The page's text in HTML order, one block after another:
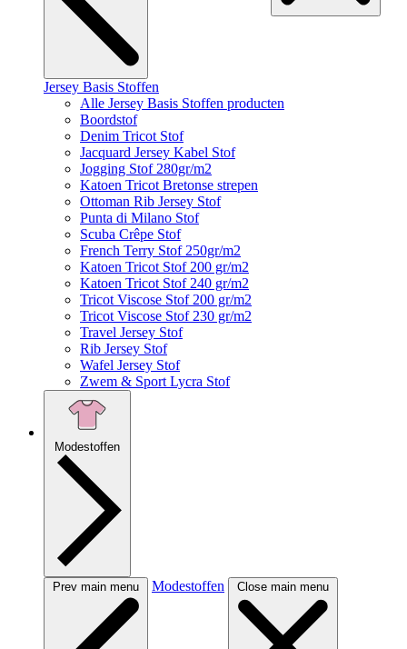
Jersey Basis Stoffen
Alle Jersey Basis Stoffen producten
Boordstof
Denim Tricot Stof
Jacquard Jersey Kabel Stof
Jogging Stof 280gr/m2
Katoen Tricot Bretonse strepen
Ottoman Rib Jersey Stof
Punta di Milano Stof
Scuba Crêpe Stof
French Terry Stof 250gr/m2
Katoen Tricot Stof 200 gr/m2
Katoen Tricot Stof 240 gr/m2
Tricot Viscose Stof 200 gr/m2
Tricot Viscose Stof 230 gr/m2
Travel Jersey Stof
Rib Jersey Stof
Wafel Jersey Stof
Zwem & Sport Lycra Stof
Modestoffen
Prev main menu Modestoffen Close main menu